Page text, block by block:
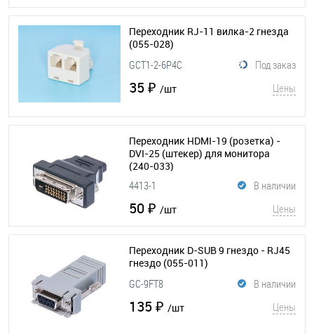
Переходник RJ-11 вилка-2 гнезда
(055-028)
Под заказ
GCT1-2-6P4C
35 ₽ /шт Цены
Переходник HDMI-19 (розетка) -
DVI-25 (штекер) для монитора
(240-033)
В наличии
4413-1
50 ₽ /шт Цены
Переходник D-SUB 9 гнездо - RJ45
гнездо (055-011)
В наличии
GC-9FT8
135 ₽ /шт Цены